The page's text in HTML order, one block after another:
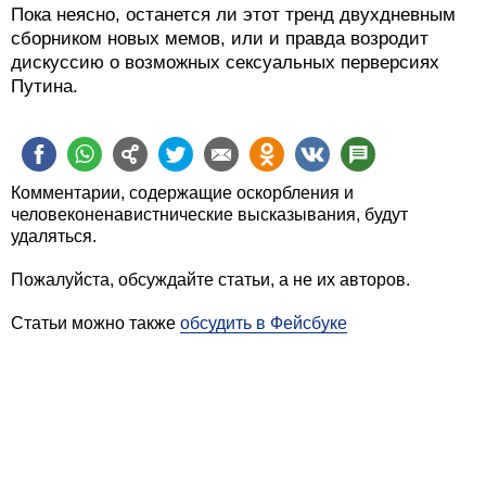
Пока неясно, останется ли этот тренд двухдневным
сборником новых мемов, или и правда возродит
дискуссию о возможных сексуальных перверсиях
Путина.
Комментарии, содержащие оскорбления и
человеконенавистнические высказывания, будут
удаляться.
Пожалуйста, обсуждайте статьи, а не их авторов.
Статьи можно также обсудить в Фейсбуке